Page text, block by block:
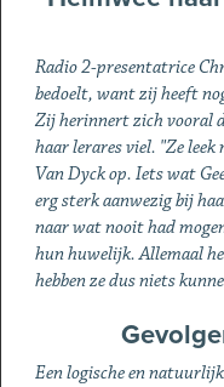
Radio 2-presentatrice
bedoelt, want zij heeft
Zij herinnert zich vooral
haar lerares viel. "Ze
Van Dyck op. Iets wat
erg sterk aanwezig bij
naar wat nooit had
hun huwelijk. Allemaal
hebben ze dus niets
Een logische en